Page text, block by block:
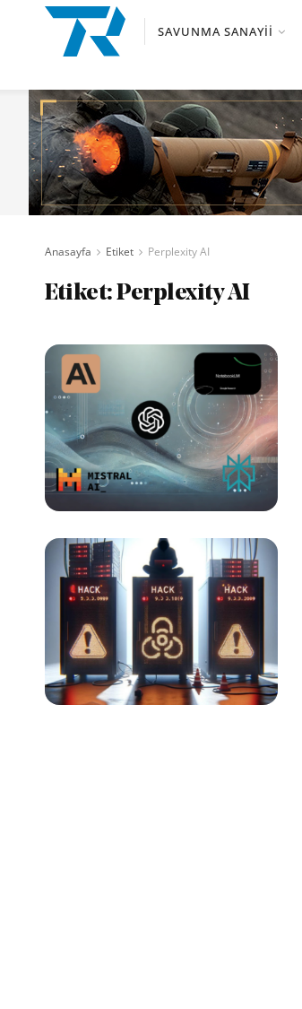
SAVUNMA SANAYII
Anasayfa Etiket Perplexity AI
Etiket:Perplexity AI